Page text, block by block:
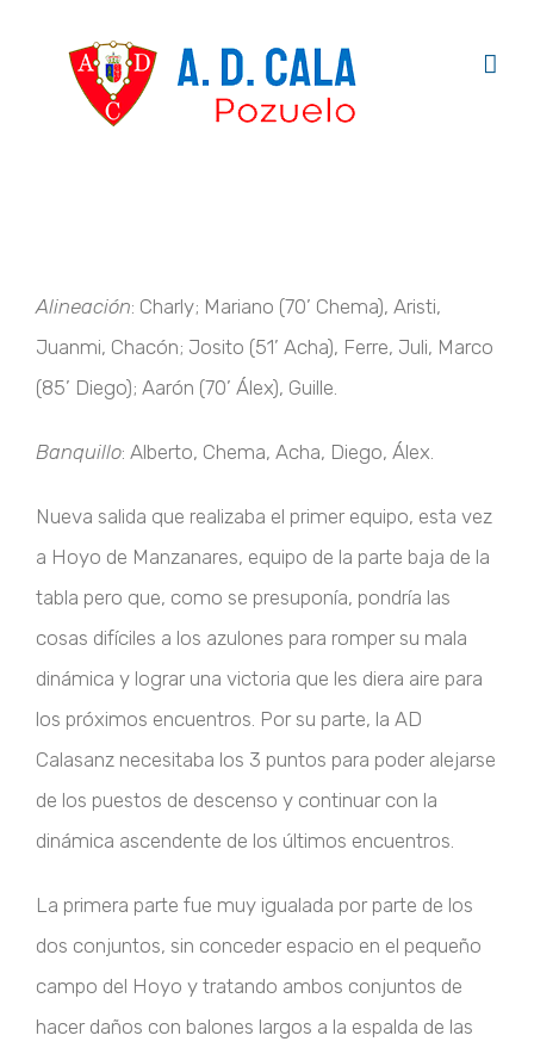
contenido
Alineación: Charly; Mariano (70’ Chema), Aristi,
Juanmi, Chacón; Josito (51’ Acha), Ferre, Juli, Marco
(85’ Diego); Aarón (70’ Álex), Guille.
Banquillo: Alberto, Chema, Acha, Diego, Álex.
Nueva salida que realizaba el primer equipo, esta vez
a Hoyo de Manzanares, equipo de la parte baja de la
tabla pero que, como se presuponía, pondría las
cosas difíciles a los azulones para romper su mala
dinámica y lograr una victoria que les diera aire para
los próximos encuentros. Por su parte, la AD
Calasanz necesitaba los 3 puntos para poder alejarse
de los puestos de descenso y continuar con la
dinámica ascendente de los últimos encuentros.
La primera parte fue muy igualada por parte de los
dos conjuntos, sin conceder espacio en el pequeño
campo del Hoyo y tratando ambos conjuntos de
hacer daños con balones largos a la espalda de las